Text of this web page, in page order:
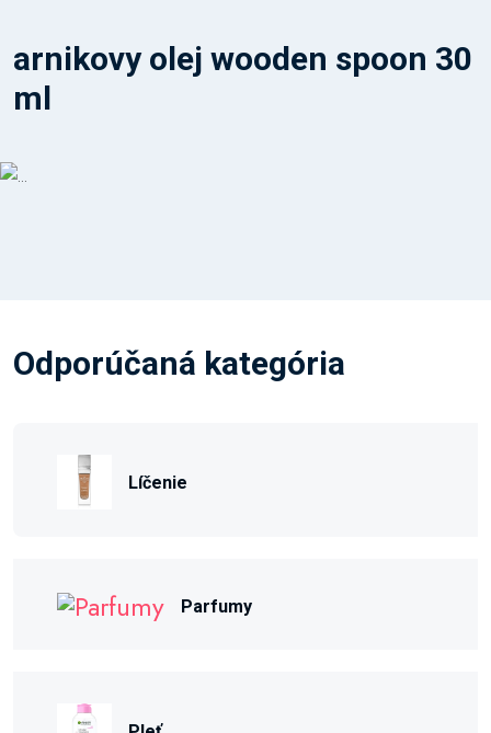
arnikovy olej wooden spoon 30
ml
Odporúčaná kategória
Líčenie
Parfumy